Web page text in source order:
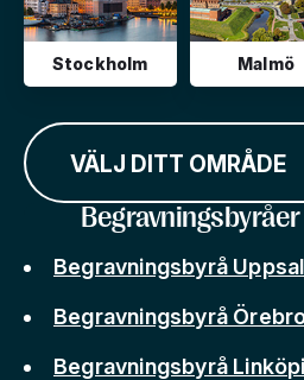
Stockholm Malmö
VÄLJ DITT OMRÅDE
Begravningsbyrå
Begravningsbyrå
Begravningsbyrå